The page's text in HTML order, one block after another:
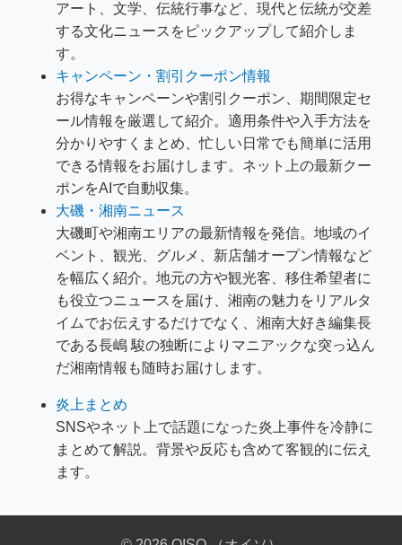
アート、文学、伝統行事など、現代と伝統が交差
する文化ニュースをピックアップして紹介しま
す。
キャンペーン・割引クーポン情報
お得なキャンペーンや割引クーポン、期間限定セ
ール情報を厳選して紹介。適用条件や入手方法を
分かりやすくまとめ、忙しい日常でも簡単に活用
できる情報をお届けします。ネット上の最新クー
ポンをAIで自動収集。
大磯・湘南ニュース
大磯町や湘南エリアの最新情報を発信。地域のイ
ベント、観光、グルメ、新店舗オープン情報など
を幅広く紹介。地元の方や観光客、移住希望者に
も役立つニュースを届け、湘南の魅力をリアルタ
イムでお伝えするだけでなく、湘南大好き編集長
である長嶋 駿の独断によりマニアックな突っ込ん
だ湘南情報も随時お届けします。
炎上まとめ
SNSやネット上で話題になった炎上事件を冷静に
まとめて解説。背景や反応も含めて客観的に伝え
ます。